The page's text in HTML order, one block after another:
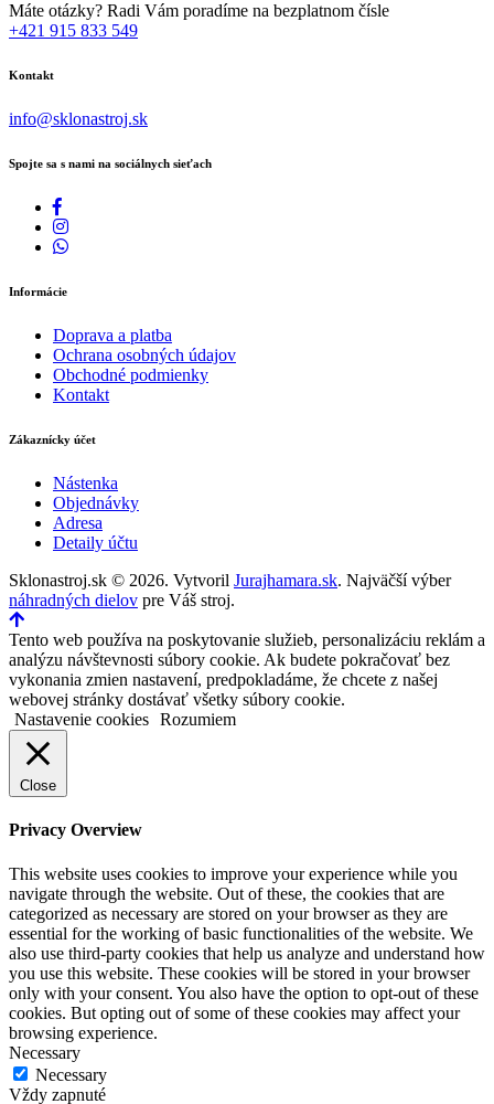
Máte otázky? Radi Vám poradíme na bezplatnom čísle
+421 915 833 549
Kontakt
info@sklonastroj.sk
Spojte sa s nami na sociálnych sieťach
Informácie
Doprava a platba
Ochrana osobných údajov
Obchodné podmienky
Kontakt
Zákaznícky účet
Nástenka
Objednávky
Adresa
Detaily účtu
Sklonastroj.sk © 2026. Vytvoril Jurajhamara.sk. Najväčší výber
náhradných dielov pre Váš stroj.
Tento web používa na poskytovanie služieb, personalizáciu reklám a
analýzu návštevnosti súbory cookie. Ak budete pokračovať bez
vykonania zmien nastavení, predpokladáme, že chcete z našej
webovej stránky dostávať všetky súbory cookie.
Nastavenie cookies Rozumiem
Close
Privacy Overview
This website uses cookies to improve your experience while you
navigate through the website. Out of these, the cookies that are
categorized as necessary are stored on your browser as they are
essential for the working of basic functionalities of the website. We
also use third-party cookies that help us analyze and understand how
you use this website. These cookies will be stored in your browser
only with your consent. You also have the option to opt-out of these
cookies. But opting out of some of these cookies may affect your
browsing experience.
Necessary
Necessary
Vždy zapnuté